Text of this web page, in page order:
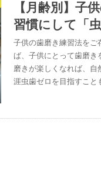
【月齢別】子
習慣にして「
子供の歯磨き練習法をご
ば、子供にとって歯磨
磨きが楽しくなれば、自
涯虫歯ゼロを目指すこ